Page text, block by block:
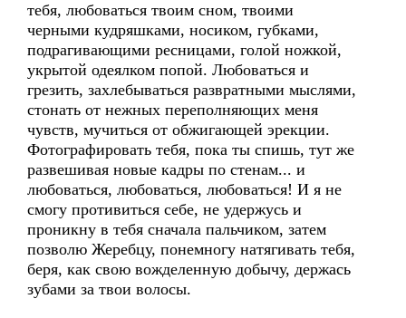
тебя, любоваться твоим сном, твоими
черными кудряшками, носиком, губками,
подрагивающими ресницами, голой ножкой,
укрытой одеялком попой. Любоваться и
грезить, захлебываться развратными мыслями,
стонать от нежных переполняющих меня
чувств, мучиться от обжигающей эрекции.
Фотографировать тебя, пока ты спишь, тут же
развешивая новые кадры по стенам... и
любоваться, любоваться, любоваться! И я не
смогу противиться себе, не удержусь и
проникну в тебя сначала пальчиком, затем
позволю Жеребцу, понемногу натягивать тебя,
беря, как свою вожделенную добычу, держась
зубами за твои волосы.